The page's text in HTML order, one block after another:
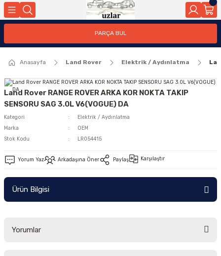
Geri Dön
PARÇA BUL
Anasayfa Land Rover Elektrik / Aydınlatma
Land Rover RANGE ROVER ARKA KOR NOKTA TAKIP
SENSORU SAG 3.0L V6(VOGUE) DA
Kategori
Elektrik / Aydınlatma
Marka
OEM
Stok Kodu
LR054415
Yorum Yaz Arkadaşına Öner Paylaş Karşılaştır
Ürün Bilgisi
Yorumlar